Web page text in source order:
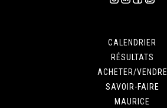
CALENDRIER
RÉSULTATS
ACHETER/VENDRE
SAVOIR-FAIRE
MAURICE